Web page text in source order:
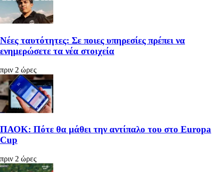
Νέες ταυτότητες: Σε ποιες υπηρεσίες πρέπει να
ενημερώσετε τα νέα στοιχεία
πριν 2 ώρες
ΠΑΟΚ: Πότε θα μάθει την αντίπαλο του στο Europa
Cup
πριν 2 ώρες